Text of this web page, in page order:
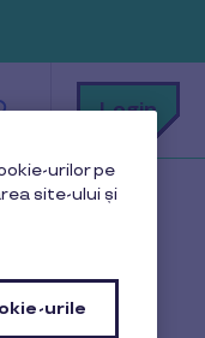
ce
ajuta?
Login
urilor pe
site-ului și
urile